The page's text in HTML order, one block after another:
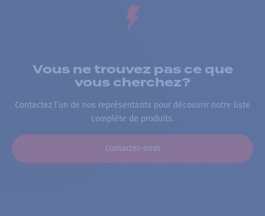
Vous ne trouvez pas ce que
vous cherchez?
Contactez l’un de nos représentants pour découvrir notre liste
complète de produits.
Contactez-nous